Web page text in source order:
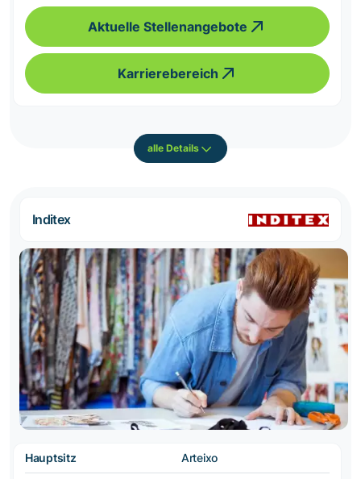
Aktuelle Stellenangebote
Karrierebereich
alle Details
Inditex
Hauptsitz Arteixo